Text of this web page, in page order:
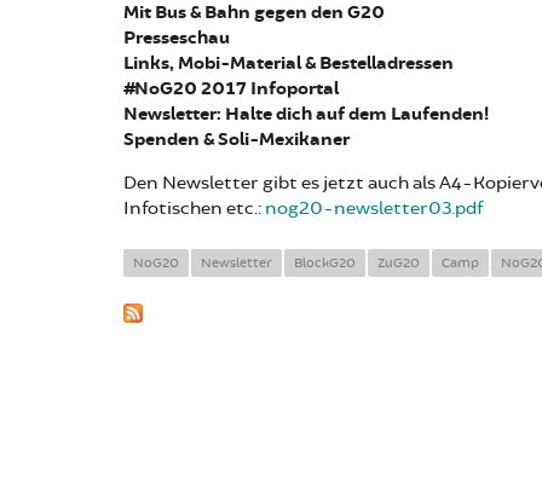
Mit Bus & Bahn gegen den G20
Presseschau
Links, Mobi-Material & Bestelladressen
#NoG20 2017 Infoportal
Newsletter: Halte dich auf dem Laufenden!
Spenden & Soli-Mexikaner
Den Newsletter gibt es jetzt auch als A4-
Infotischen etc.: nog20-newsletter03.pdf
NoG20 Newsletter BlockG20 ZuG20 Camp